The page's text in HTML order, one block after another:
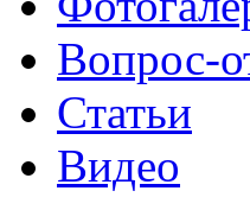
Вопрос-
Статьи
Видео